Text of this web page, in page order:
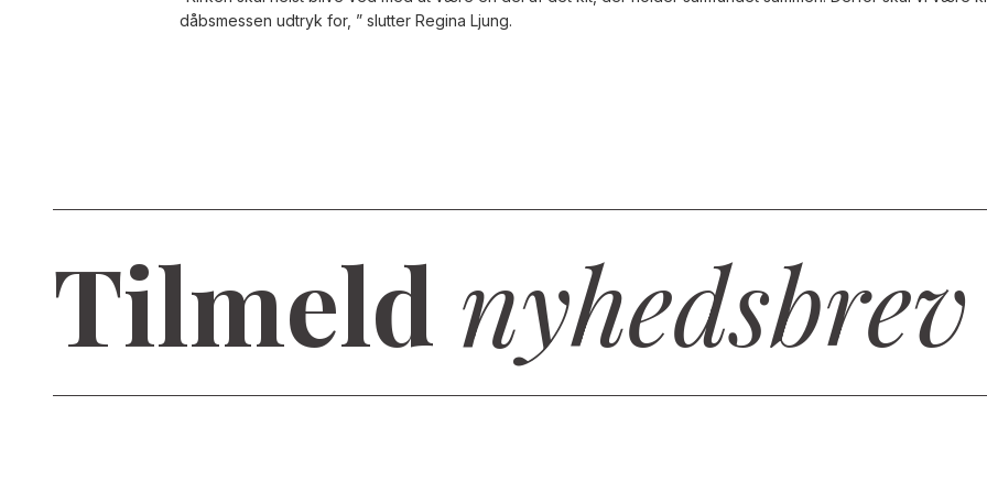
dåbsmessen udtryk for, ” slutter Regina Ljung.
Tilmeld nyhedsbrev